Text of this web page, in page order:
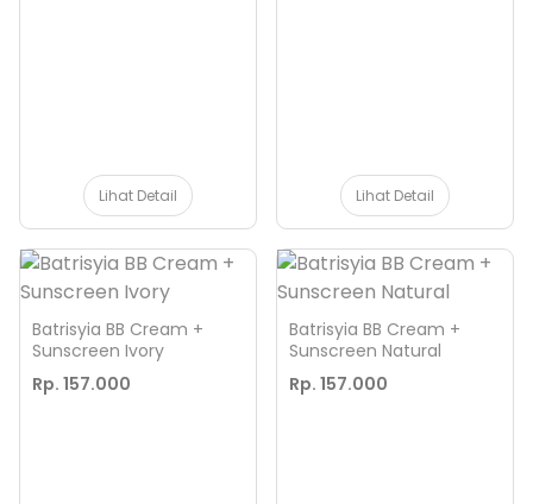
Lihat Detail Lihat Detail
Batrisyia BB Cream +
Sunscreen Ivory
Rp. 157.000
Batrisyia BB Cream +
Sunscreen Natural
Rp. 157.000